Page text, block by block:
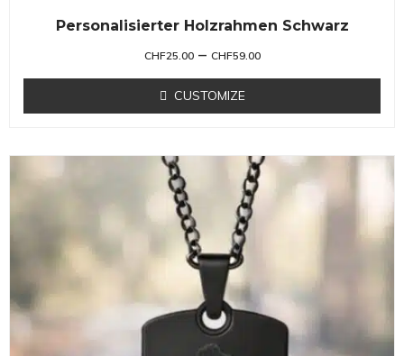
Personalisierter Holzrahmen Schwarz
CHF25.00 – CHF59.00
CUSTOMIZE